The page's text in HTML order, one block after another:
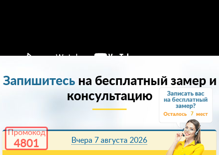
7
Промокод
4801
Запишитесьна бесплатный замер и
консультацию
Вчера 7 августа 2026